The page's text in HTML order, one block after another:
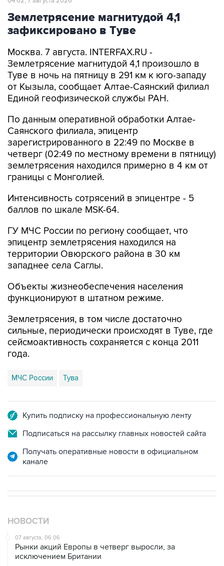
Землетрясение магнитудой 4,1
зафиксировано в Туве
Москва. 7 августа. INTERFAX.RU -
Землетрясение магнитудой 4,1 произошло в
Туве в ночь на пятницу в 291 км к юго-западу
от Кызыла, сообщает Алтае-Саянский филиал
Единой геофизической службы РАН.
По данным оперативной обработки Алтае-
Саянского филиала, эпицентр
зарегистрированного в 22:49 по Москве в
четверг (02:49 по местному времени в пятницу)
землетрясения находился примерно в 4 км от
границы с Монголией.
Интенсивность сотрясений в эпицентре - 5
баллов по шкале MSK-64.
ГУ МЧС России по региону сообщает, что
эпицентр землетрясения находился на
территории Овюрского района в 30 км
западнее села Саглы.
Объекты жизнеобеспечения населения
функционируют в штатном режиме.
Землетрясения, в том числе достаточно
сильные, периодически происходят в Туве, где
сейсмоактивность сохраняется с конца 2011
года.
МЧС России Тува
Купить подписку на профессиональную ленту
Подписаться на рассылку главных новостей сайта
Получать оперативные новости в официальном
канале
НОВОСТИ
07 августа, 06:06
Рынки акций Европы в четверг выросли, за
исключением Британии